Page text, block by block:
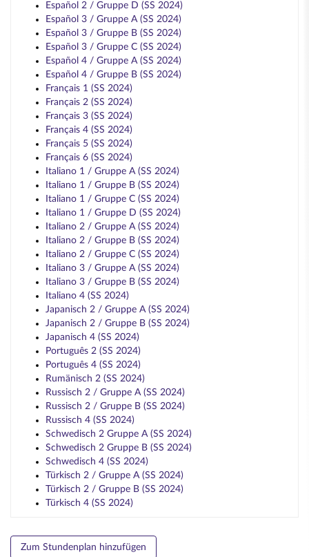
Español 2 / Gruppe D (SS 2024)
Español 3 / Gruppe A (SS 2024)
Español 3 / Gruppe B (SS 2024)
Español 3 / Gruppe C (SS 2024)
Español 4 / Gruppe A (SS 2024)
Español 4 / Gruppe B (SS 2024)
Français 1 (SS 2024)
Français 2 (SS 2024)
Français 3 (SS 2024)
Français 4 (SS 2024)
Français 5 (SS 2024)
Français 6 (SS 2024)
Italiano 1 / Gruppe A (SS 2024)
Italiano 1 / Gruppe B (SS 2024)
Italiano 1 / Gruppe C (SS 2024)
Italiano 1 / Gruppe D (SS 2024)
Italiano 2 / Gruppe A (SS 2024)
Italiano 2 / Gruppe B (SS 2024)
Italiano 2 / Gruppe C (SS 2024)
Italiano 3 / Gruppe A (SS 2024)
Italiano 3 / Gruppe B (SS 2024)
Italiano 4 (SS 2024)
Japanisch 2 / Gruppe A (SS 2024)
Japanisch 2 / Gruppe B (SS 2024)
Japanisch 4 (SS 2024)
Português 2 (SS 2024)
Português 4 (SS 2024)
Rumänisch 2 (SS 2024)
Russisch 2 / Gruppe A (SS 2024)
Russisch 2 / Gruppe B (SS 2024)
Russisch 4 (SS 2024)
Schwedisch 2 Gruppe A (SS 2024)
Schwedisch 2 Gruppe B (SS 2024)
Schwedisch 4 (SS 2024)
Türkisch 2 / Gruppe A (SS 2024)
Türkisch 2 / Gruppe B (SS 2024)
Türkisch 4 (SS 2024)
Zum Stundenplan hinzufügen